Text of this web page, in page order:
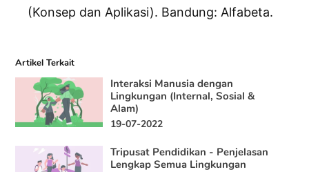
(Konsep dan Aplikasi). Bandung: Alfabeta.
Artikel Terkait
Interaksi Manusia dengan
Lingkungan (Internal, Sosial &
Alam)
19-07-2022
Tripusat Pendidikan - Penjelasan
Lengkap Semua Lingkungan